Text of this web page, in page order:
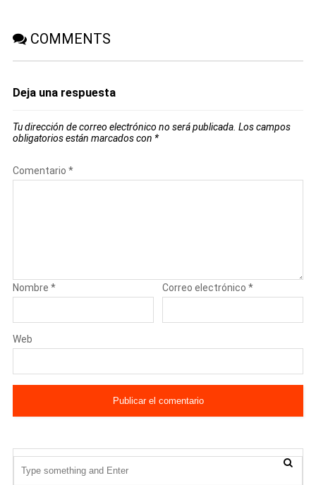
COMMENTS
Deja una respuesta
Tu dirección de correo electrónico no será publicada. Los campos
obligatorios están marcados con *
Comentario *
Nombre * Correo electrónico*
Web